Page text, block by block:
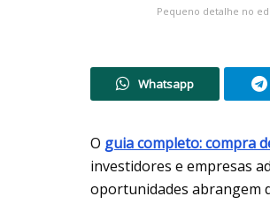
Pequeno detalhe no
Whatsapp
O guia completo: compra
investidores e empresas
oportunidades abrangem